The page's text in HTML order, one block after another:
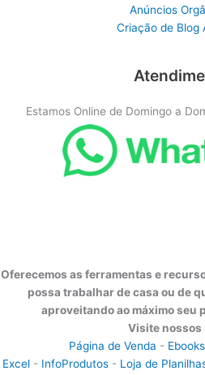
Anúncios
Criação de Blog
Estamos Online de Domingo a
Oferecemos as ferramentas e
possa trabalhar de casa ou de
aproveitando ao máximo seu
Visite nossos
Página de Venda -
Excel- InfoProdutos- Loja de